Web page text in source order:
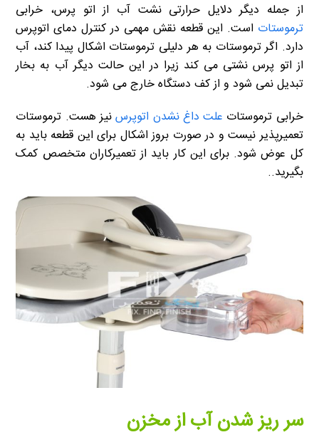
از جمله دیگر دلایل حرارتی نشت آب از اتو پرس، خرابی
ترموستات است. این قطعه نقش مهمی در کنترل دمای اتوپرس
دارد. اگر ترموستات به هر دلیلی ترموستات اشکال پیدا کند، آب
از اتو پرس نشتی می کند زیرا در این حالت دیگر آب به بخار
تبدیل نمی شود و از کف دستگاه خارج می شود.
خرابی ترموستات علت داغ نشدن اتوپرسنیز هست. ترموستات
تعمیرپذیر نیست و در صورت بروز اشکال برای این قطعه باید به
کل عوض شود. برای این کار باید از تعمیرکاران متخصص کمک
بگیرید..
سر ریز شدن آب از مخزن